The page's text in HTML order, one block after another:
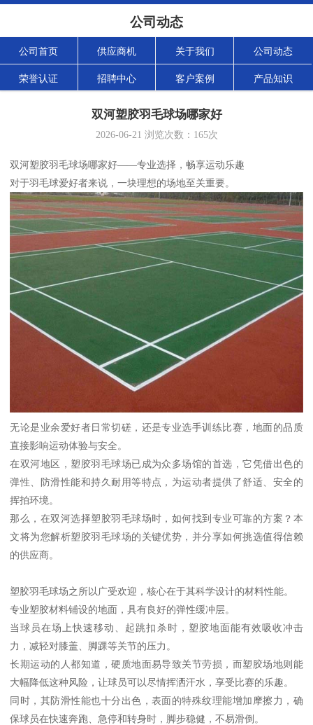
公司动态
公司首页 供应商机 关于我们 公司动态
荣誉认证 招聘中心 客户案例 产品知识
双河塑胶羽毛球场哪家好
2026-06-21 浏览次数： 165次
双河塑胶羽毛球场哪家好——专业选择，畅享运动乐趣
对于羽毛球爱好者来说，一块理想的场地至关重要。
无论是业余爱好者日常切磋，还是专业选手训练比赛，地面的品质
直接影响运动体验与安全。
在双河地区，塑胶羽毛球场已成为众多场馆的首选，它凭借出色的
弹性、防滑性能和持久耐用等特点，为运动者提供了舒适、安全的
挥拍环境。
那么，在双河选择塑胶羽毛球场时，如何找到专业可靠的方案？本
文将为您解析塑胶羽毛球场的关键优势，并分享如何挑选值得信赖
的供应商。
塑胶羽毛球场之所以广受欢迎，核心在于其科学设计的材料性能。
专业塑胶材料铺设的地面，具有良好的弹性缓冲层。
当球员在场上快速移动、起跳扣杀时，塑胶地面能有效吸收冲击
力，减轻对膝盖、脚踝等关节的压力。
长期运动的人都知道，硬质地面易导致关节劳损，而塑胶场地则能
大幅降低这种风险，让球员可以尽情挥洒汗水，享受比赛的乐趣。
同时，其防滑性能也十分出色，表面的特殊纹理能增加摩擦力，确
保球员在快速奔跑、急停和转身时，脚步稳健，不易滑倒。